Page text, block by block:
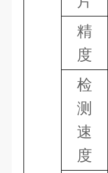
精
度
检
测
速
度